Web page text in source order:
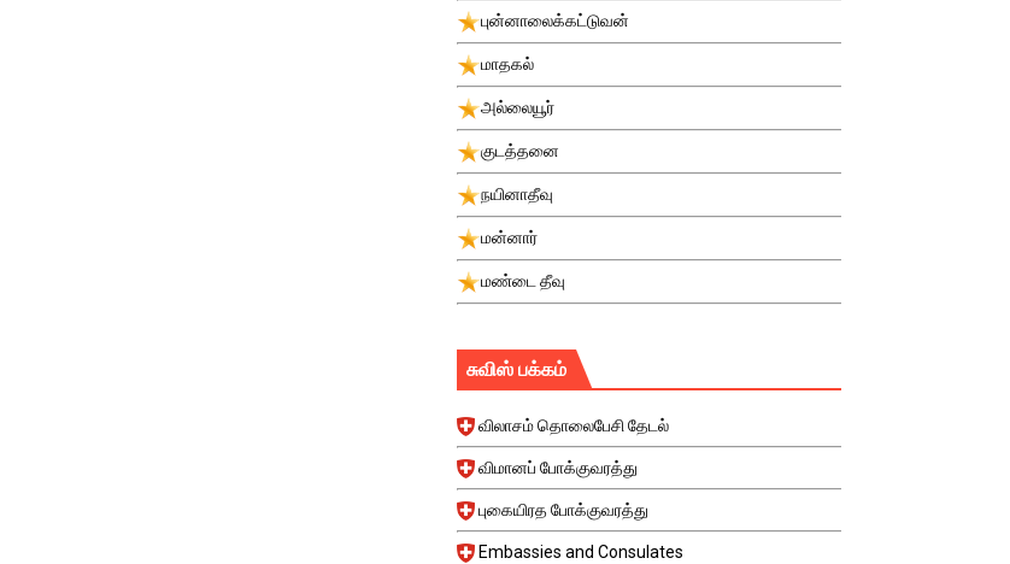
புன்னாலைக்கட்டுவன்
மாதகல்
அல்லையூர்
குடத்தனை
நயினாதீவு
மன்னார்
மண்டை தீவு
சுவிஸ் பக்கம்
விலாசம் தொலைபேசி தேடல்
விமானப் போக்குவரத்து
புகையிரத போக்குவரத்து
Embassies and Consulates